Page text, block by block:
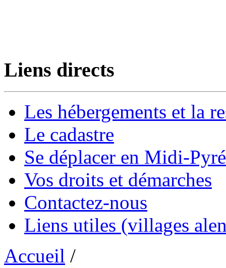
Liens directs
Les hébergements et la
Le cadastre
Se déplacer en Midi-
Vos droits et démarches
Contactez-nous
Liens utiles (villages
Accueil /